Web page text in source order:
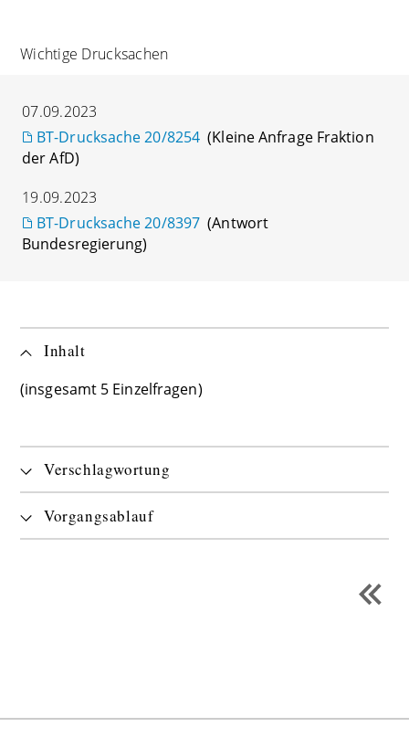
Wichtige Drucksachen
07.09.2023
BT-Drucksache 20/8254 (Kleine Anfrage Fraktion
der AfD)
19.09.2023
BT-Drucksache 20/8397 (Antwort
Bundesregierung)
Inhalt
(insgesamt 5 Einzelfragen)
Verschlagwortung
Vorgangsablauf